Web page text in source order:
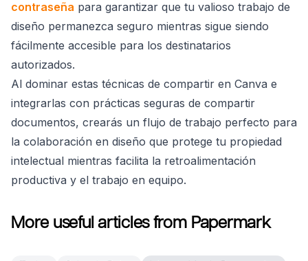
contraseña para garantizar que tu valioso trabajo de
diseño permanezca seguro mientras sigue siendo
fácilmente accesible para los destinatarios
autorizados.
Al dominar estas técnicas de compartir en Canva e
integrarlas con prácticas seguras de compartir
documentos, crearás un flujo de trabajo perfecto para
la colaboración en diseño que protege tu propiedad
intelectual mientras facilita la retroalimentación
productiva y el trabajo en equipo.
More useful articles from Papermark